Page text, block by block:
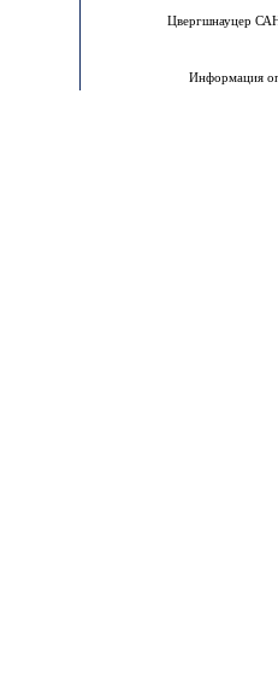
Цвергшнауцер
Информация